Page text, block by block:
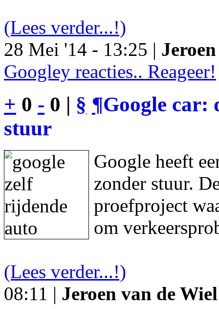
(Lees verder...!)
28 Mei '14 - 13:25 |
Googley reacties.. Reageer!
+ 0 - 0 | § ¶Google car:
stuur
Google heeft
zonder stuur.
proefproject
om
(Lees verder...!)
08:11 | Jeroen van de Wiel